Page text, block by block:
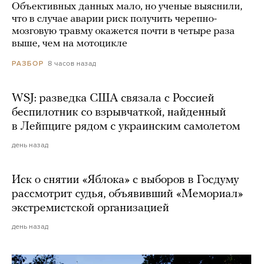
Объективных данных мало, но ученые выяснили,
что в случае аварии риск получить черепно-
мозговую травму окажется почти в четыре раза
выше, чем на мотоцикле
РАЗБОР 8 часов назад
WSJ: разведка США связала с Россией
беспилотник со взрывчаткой, найденный
в Лейпциге рядом с украинским самолетом
день назад
Иск о снятии «Яблока» с выборов в Госдуму
рассмотрит судья, объявивший «Мемориал»
экстремистской организацией
день назад